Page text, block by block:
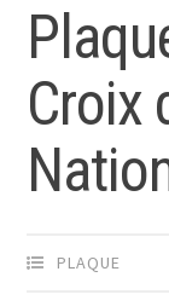
Croix
PLAQUE